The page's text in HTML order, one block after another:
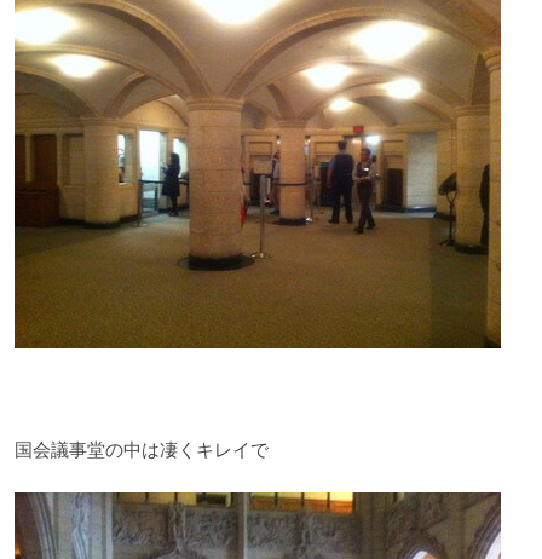
国会議事堂の中は凄くキレイで